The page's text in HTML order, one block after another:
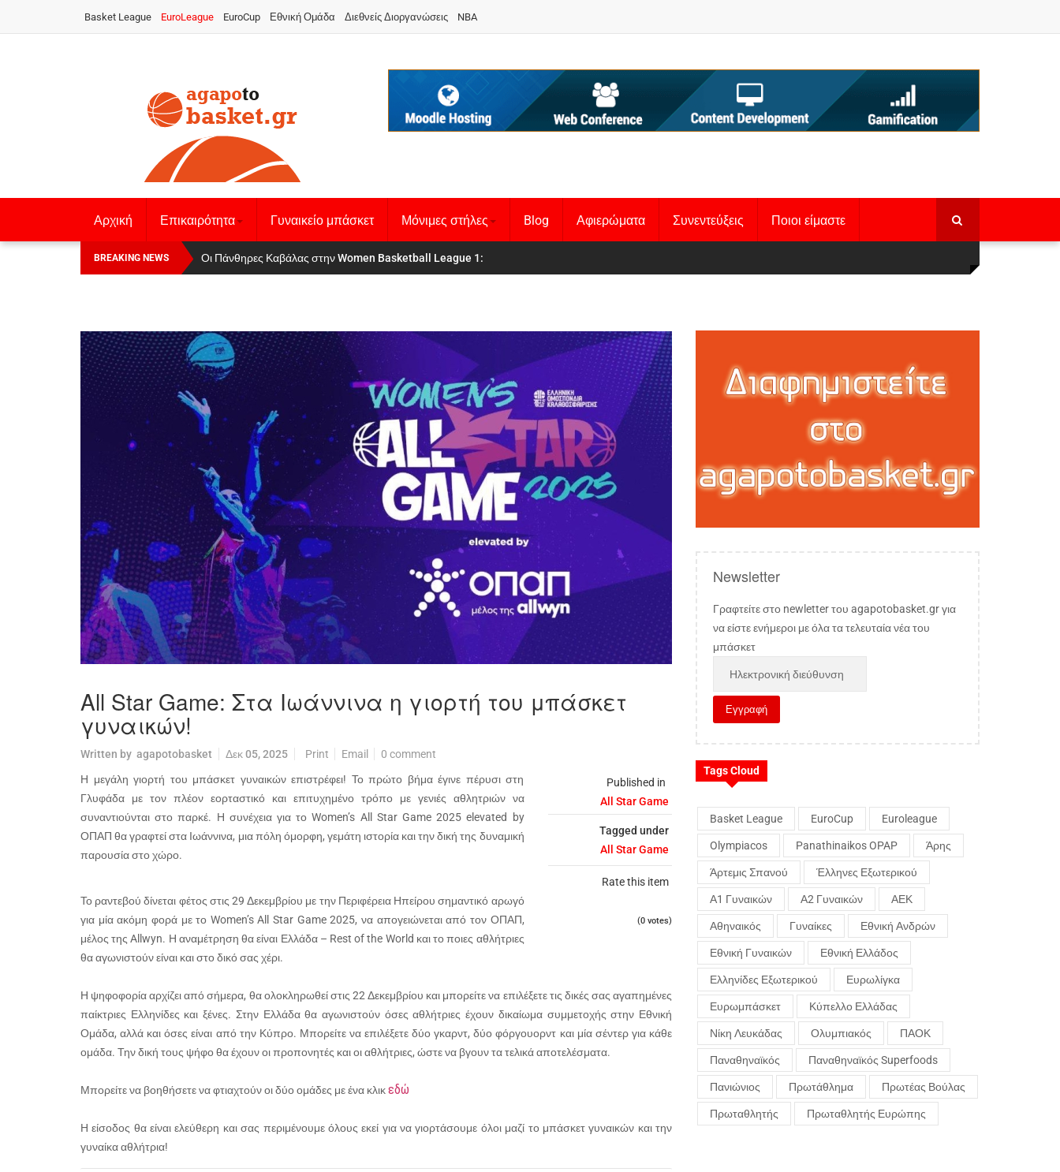
Basket League EuroLeague EuroCup Εθνική Ομάδα Διεθνείς Διοργανώσεις NBA
Αρχική Επικαιρότητα Γυναικείο μπάσκετ Μόνιμες στήλες Blog Αφιερώματα Συνεντεύξεις Ποιοι είμαστε
BREAKING NEWS Οι Πάνθηρες Καβάλας στην Women Basketball League 1:
Αναχώρησε για τα Γιάννενα η Εθνική Γυναικών:
All Star Game: Στα Ιωάννινα η γιορτή του μπάσκετ
γυναικών!
Written by agapotobasket Δεκ 05, 2025 Print Email 0 comment
Published in
All Star Game
Tagged under
All Star Game
Rate this item
(0 votes)
Η μεγάλη γιορτή του μπάσκετ γυναικών επιστρέφει! Το πρώτο βήμα έγινε πέρυσι στη
Γλυφάδα με τον πλέον εορταστικό και επιτυχημένο τρόπο με γενιές αθλητριών να
συναντιούνται στο παρκέ. Η συνέχεια για το Women’s All Star Game 2025 elevated by
ΟΠΑΠ θα γραφτεί στα Ιωάννινα, μια πόλη όμορφη, γεμάτη ιστορία και την δική της δυναμική
παρουσία στο χώρο.
Το ραντεβού δίνεται φέτος στις 29 Δεκεμβρίου με την Περιφέρεια Ηπείρου σημαντικό αρωγό
για μία ακόμη φορά με το Women’s All Star Game 2025, να απογειώνεται από τον ΟΠΑΠ,
μέλος της Allwyn. Η αναμέτρηση θα είναι Ελλάδα – Rest of the World και το ποιες αθλήτριες
θα αγωνιστούν είναι και στο δικό σας χέρι.
Η ψηφοφορία αρχίζει από σήμερα, θα ολοκληρωθεί στις 22 Δεκεμβρίου και μπορείτε να επιλέξετε τις δικές σας αγαπημένες
παίκτριες Ελληνίδες και ξένες. Στην Ελλάδα θα αγωνιστούν όσες αθλήτριες έχουν δικαίωμα συμμετοχής στην Εθνική
Ομάδα, αλλά και όσες είναι από την Κύπρο. Μπορείτε να επιλέξετε δύο γκαρντ, δύο φόργουορντ και μία σέντερ για κάθε
ομάδα. Την δική τους ψήφο θα έχουν οι προπονητές και οι αθλήτριες, ώστε να βγουν τα τελικά αποτελέσματα.
Μπορείτε να βοηθήσετε να φτιαχτούν οι δύο ομάδες με ένα κλικεδώ
Η είσοδος θα είναι ελεύθερη και σας περιμένουμε όλους εκεί για να γιορτάσουμε όλοι μαζί το μπάσκετ γυναικών και την
γυναίκα αθλήτρια!
Newsletter
Γραφτείτε στο newletter του agapotobasket.gr για
να είστε ενήμεροι με όλα τα τελευταία νέα του
μπάσκετ
Tags Cloud
Basket League EuroCup Euroleague
Olympiacos Panathinaikos OPAP Άρης
Άρτεμις Σπανού Έλληνες Εξωτερικού
Α1 Γυναικών Α2 Γυναικών ΑΕΚ
Αθηναικός Γυναίκες Εθνική Ανδρών
Εθνική Γυναικών Εθνική Ελλάδος
Ελληνίδες Εξωτερικού Ευρωλίγκα
Ευρωμπάσκετ Κύπελλο Ελλάδας
Νίκη Λευκάδας Ολυμπιακός ΠΑΟΚ
Παναθηναϊκός Παναθηναϊκός Superfoods
Πανιώνιος Πρωτάθλημα Πρωτέας Βούλας
Πρωταθλητής Πρωταθλητής Ευρώπης